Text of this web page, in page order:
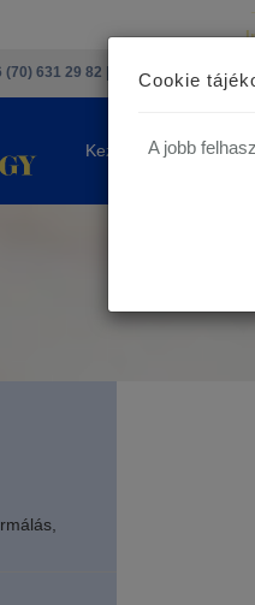
(70) 631 29 82 | +36 ( 1 ) 201 29 82
Kezdőlap
Cookie
A jobb